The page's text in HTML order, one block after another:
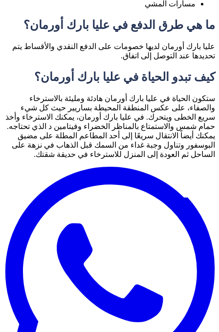
مسارات المشي
ما هي طرق الدفع في عليا بارك أورمان؟
عليا بارك أورمان لديها خصومات على الدفع النقدي والأقساط يتم
تحديدها عند التوصل إلى اتفاق.
كيف تبدو الحياة في عليا بارك أورمان؟
ستكون الحياة في عليا بارك أورمان هادئة ومليئة بالاسترخاء
والصفاء، على عكس المنطقة المحيطة بساريير حيث كل شيء
سريع الخطى ويتحرك. في عليا بارك أورمان، يمكنك الاسترخاء وأخذ
حمام شمس والاستمتاع بالمناظر الخضراء وفيتامين د الذي تحتاجه.
يمكنك أيضاً الانتقال سريعًا إلى أحد المطاعم المطلة على مضيق
البوسفور وتناول وجبة غداء من السمك قبل الذهاب في نزهة على
الساحل ثم العودة إلى المنزل للاسترخاء في حديقة شقتك.